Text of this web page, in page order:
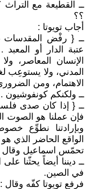
ــ القطيعة مع
؟؟
أجاب تويوتا :
ــ { رفْض المقدسات
عتبة الدار أو
الإنسان المعاصر،
المدني، ولا يستوعِب
الاهتمام، ومن
ــ ولكنكم كونفوشيون
ــ { إذا كان صدى
فإن عملنا هو الصوت
وبإرادتنا نطوِّع
الواقع الحاضر الذي
تحمّس اسماعيل وقال
ــ ديننا أيضاً يحثّنا
في الصين.
فرفع تويوتا كفّه وقال :